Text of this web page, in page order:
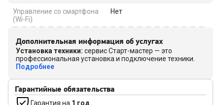
Управление со смартфона
(Wi-Fi)
Нет
Дополнительная информация об услугах
Установка техники: сервис Старт-мастер — это
профессиональная установка и подключение техники.
Подробнее
Гарантийные обязательства
Гарантия на 1 год